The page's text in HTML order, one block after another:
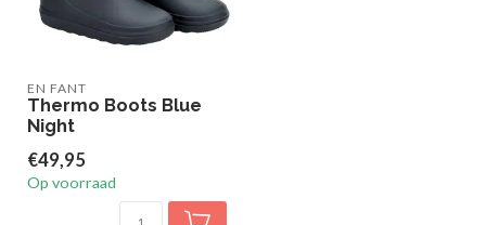
EN FANT
Thermo Boots Blue
Night
€49,95
Op voorraad